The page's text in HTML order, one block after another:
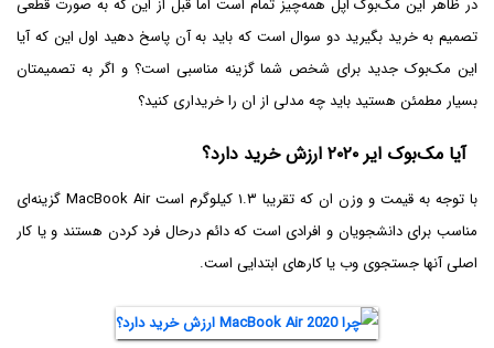
در ظاهر این مک‌بوک اپل همه‌چیز تمام است اما قبل از این که به صورت قطعی
تصمیم به خرید بگیرید دو سوال است که باید به آن پاسخ دهید اول این که آیا
این مک‌بوک جدید برای شخص شما گزینه مناسبی است؟ و اگر به تصمیمتان
بسیار مطمئن هستید باید چه مدلی از ان را خریداری کنید؟
آیا مک‌بوک ایر ۲۰۲۰ ارزش خرید دارد؟
با توجه به قیمت و وزن ان که تقریبا ۱.۳ کیلوگرم است MacBook Air گزینه‌ای
مناسب برای دانشجویان و افرادی است که دائم درحال فرد کردن هستند و یا کار
اصلی آنها جستجوی وب یا کارهای ابتدایی است.